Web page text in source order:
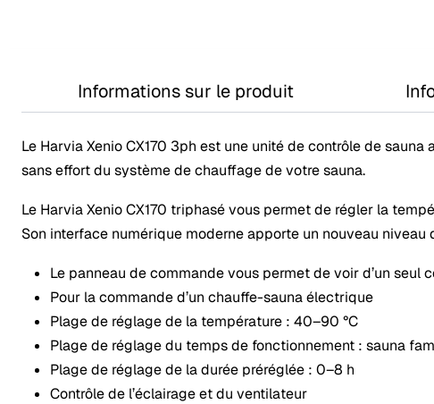
Informations sur le produit
Le Harvia Xenio CX170 3ph est une unité de contrôle de
sans effort du système de chauffage de votre sauna.
Le Harvia Xenio CX170 triphasé vous permet de régler la
Son interface numérique moderne apporte un nouveau
Le panneau de commande vous permet de voir d’un
Pour la commande d’un chauffe-sauna électrique
Plage de réglage de la température : 40–90 °C
Plage de réglage du temps de fonctionnement : sauna
Plage de réglage de la durée préréglée : 0–8 h
Contrôle de l’éclairage et du ventilateur